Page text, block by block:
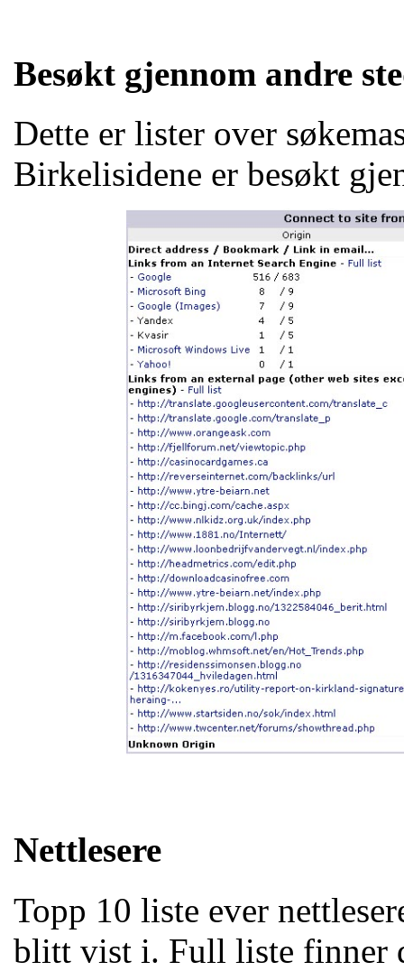
Besøkt gjennom andre
Dette er lister over
Birkelisidene er besøkt
Nettlesere
Topp 10 liste ever
blitt vist i. Full liste finner